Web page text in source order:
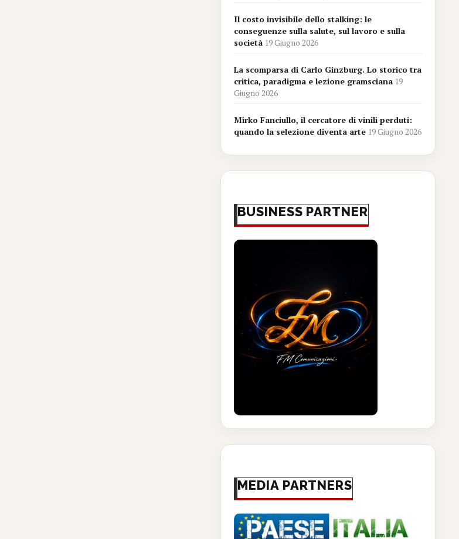
Il costo invisibile dello stalking: le
conseguenze sulla salute, sul lavoro e sulla
società 19 Giugno 2026
La scomparsa di Carlo Ginzburg. Lo storico tra
critica, paradigma e lezione gramsciana 19
Giugno 2026
Mirko Fanciullo, il cercatore di vinili perduti:
quando la selezione diventa arte 19 Giugno 2026
BUSINESS PARTNER
MEDIA PARTNERS